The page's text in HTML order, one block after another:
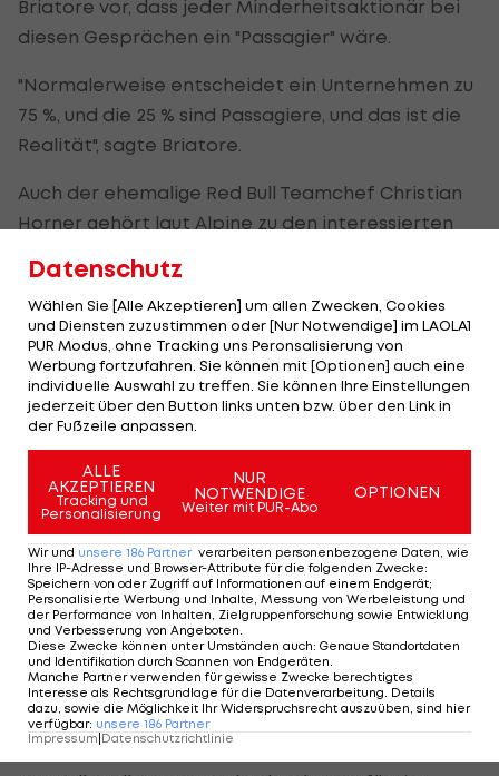
Briatore vor, dass jeder Minderheitsaktionär bei
diesen Gesprächen ein "Passagier" wäre.
"Normalerweise entscheidet ein Unternehmen zu
75 %, und die 25 % sind Passagiere, und das ist die
Realität", sagte Briatore.
Auch der ehemalige Red Bull Teamchef Christian
Horner gehört laut Alpine zu den interessierten
bekannt gegeben.
Alpine ist mehrheitlich im Besitz des
französischen Autoherstellers Renault, der die 24-
prozentige Beteiligung an eine Gruppe unter der
Führung der Private-Equity-Firma Otro Capital
verkaufte. Diese Gruppe zog Aufmerksamkeit auf
sich, da sie Sportstars wie Mahomes und Travis
Kelce sowie den Schauspieler Ryan Reynolds in
ihre Investorengruppe aufnahm.
Briatore mit Entwicklung unzufrieden
Alpine kommt von einem schwierigen Jahr, da das
Team 2025 als Letzter in der
Konstrukteurswertung abschloss. Pierre Gasly
holte letzte Woche mit einem zehnten Platz in
Datenschutz
Wählen Sie [Alle Akzeptieren] um allen Zwecken, Cookies
und Diensten zuzustimmen oder [Nur Notwendige] im LAOLA1
PUR Modus, ohne Tracking uns Peronsalisierung von
Werbung fortzufahren. Sie können mit [Optionen] auch eine
individuelle Auswahl zu treffen. Sie können Ihre Einstellungen
jederzeit über den Button links unten bzw. über den Link in
der Fußzeile anpassen.
ALLE
AKZEPTIEREN
Tracking und
Personalisierung
NUR
NOTWENDIGE
Weiter mit PUR-Abo
OPTIONEN
Wir und unsere 186 Partner verarbeiten personenbezogene Daten, wie
Ihre IP-Adresse und Browser-Attribute für die folgenden Zwecke:
Speichern von oder Zugriff auf Informationen auf einem Endgerät;
Personalisierte Werbung und Inhalte, Messung von Werbeleistung und
der Performance von Inhalten, Zielgruppenforschung sowie Entwicklung
und Verbesserung von Angeboten
Diese Zwecke können unter Umständen auch: Genaue Standortdaten
und Identifikation durch Scannen von Endgeräten
Manche Partner verwenden für gewisse Zwecke berechtigtes
Interesse als Rechtsgrundlage für die Datenverarbeitung. Details
dazu, sowie die Möglichkeit Ihr Widerspruchsrecht auszuüben, sind hier
verfügbar: unsere 186 Partner
Impressum|Datenschutzrichtlinie